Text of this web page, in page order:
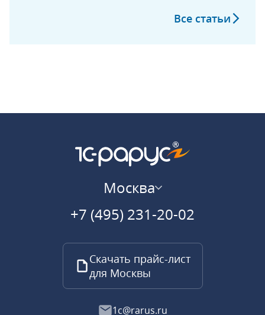
Все статьи
Москва
+7 (495) 231-20-02
Скачать прайс-лист
для Москвы
1c@rarus.ru